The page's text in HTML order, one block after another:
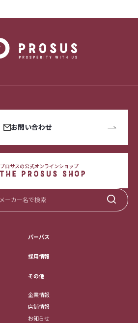
お問い合わせ
プロサスの公式オンラインショップ
パーパス
採用情報
その他
企業情報
店舗情報
お知らせ